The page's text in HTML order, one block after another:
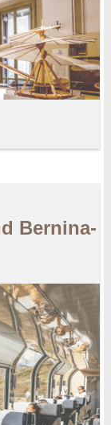
Bernina-